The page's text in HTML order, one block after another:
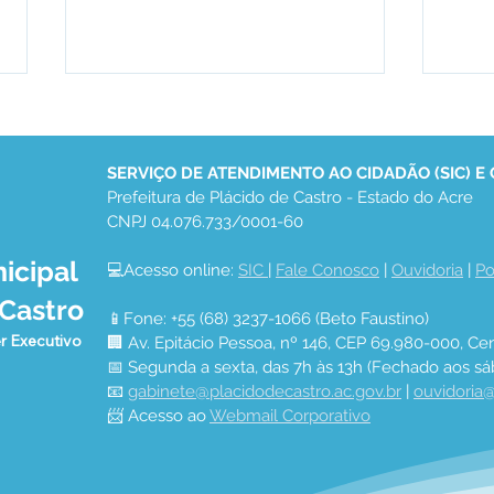
Agricultura de Plácido de
Castro leva tecnologia e
assistência técnica ao
campo
Executivo
SERVIÇO DE ATENDIMENTO AO CIDADÃO (SIC) E
Prefeitura de Plácido de Castro - Estado do Acre
CNPJ 04.076.733/0001-60
💻Acesso online: SIC Fale Conosco Ouvidoria
📱Fone: +55 (68) 3237-1066 (Beto Faustino)
🏢 Av. Epitácio Pessoa, nº 146, CEP 69.980-000,
📅 Segunda a sexta, das 7h às 13h (Fechado aos
📧 gabinete@placidodecastro.ac.gov.br
📨 Acesso ao Webmail Corporativo